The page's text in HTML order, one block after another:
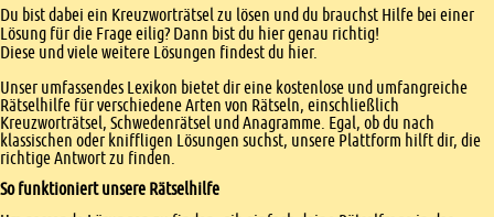
Einleitung
Du bist dabei ein Kreuzworträtsel zu lösen und du brauchst Hilfe bei einer
Lösung für die Frage eilig? Dann bist du hier genau richtig!
Diese und viele weitere Lösungen findest du hier.
Unser umfassendes Lexikon bietet dir eine kostenlose und umfangreiche
Rätselhilfe für verschiedene Arten von Rätseln, einschließlich
Kreuzworträtsel, Schwedenrätsel und Anagramme. Egal, ob du nach
klassischen oder kniffligen Lösungen suchst, unsere Plattform hilft dir, die
richtige Antwort zu finden.
So funktioniert unsere Rätselhilfe